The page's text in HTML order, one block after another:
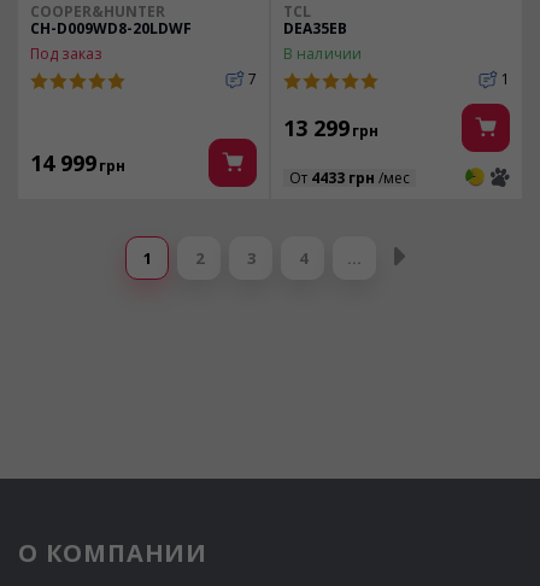
COOPER&HUNTER
CH-D009WD8-20LDWF
Под заказ
7
14 999грн
TCL
DEA35EB
В наличии
1
13 299грн
От 4433 грн /мес 3 3
1 2 3 4 …
О КОМПАНИИ